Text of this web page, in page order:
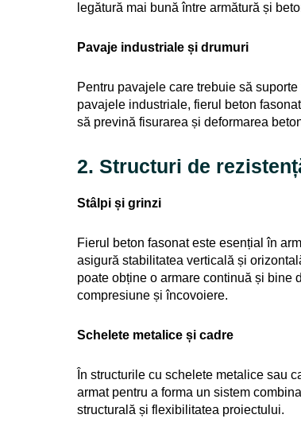
legătură mai bună între armătură și
Pavaje industriale și drumuri
Pentru pavajele care trebuie să
pavajele industriale, fierul beton
să prevină fisurarea și deformarea
2. Structuri de
Stâlpi și grinzi
Fierul beton fasonat este esențial în
asigură stabilitatea verticală și
poate obține o armare continuă și bine
compresiune și încovoiere.
Schelete metalice și cadre
În structurile cu schelete metalice sau
armat pentru a forma un sistem
structurală și flexibilitatea proiectului.